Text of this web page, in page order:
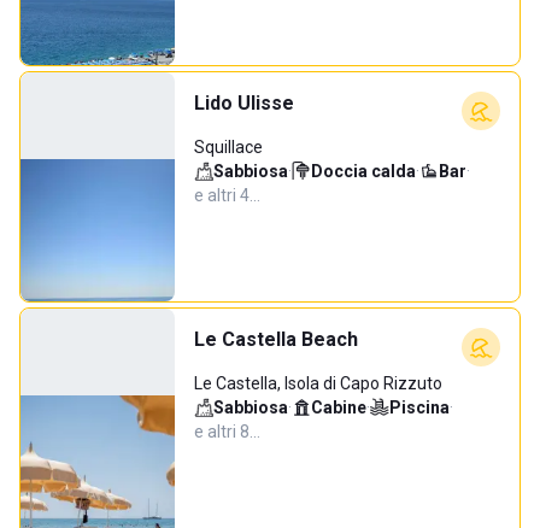
Lido Ulisse
Squillace
Sabbiosa· Doccia calda· Bar·
e altri 4…
Le Castella Beach
Le Castella, Isola di Capo Rizzuto
Sabbiosa· Cabine· Piscina·
e altri 8…